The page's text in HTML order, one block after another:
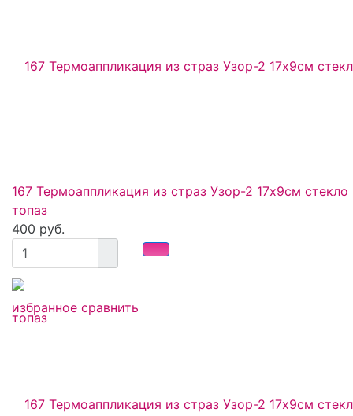
избранное сравнить
167 Термоаппликация из страз Узор-2 17х9см стекло
топаз
400 руб.